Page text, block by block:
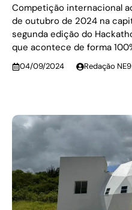
Competição internacional
de outubro de 2024 na
segunda edição do
que acontece de forma
04/09/2024 Redação